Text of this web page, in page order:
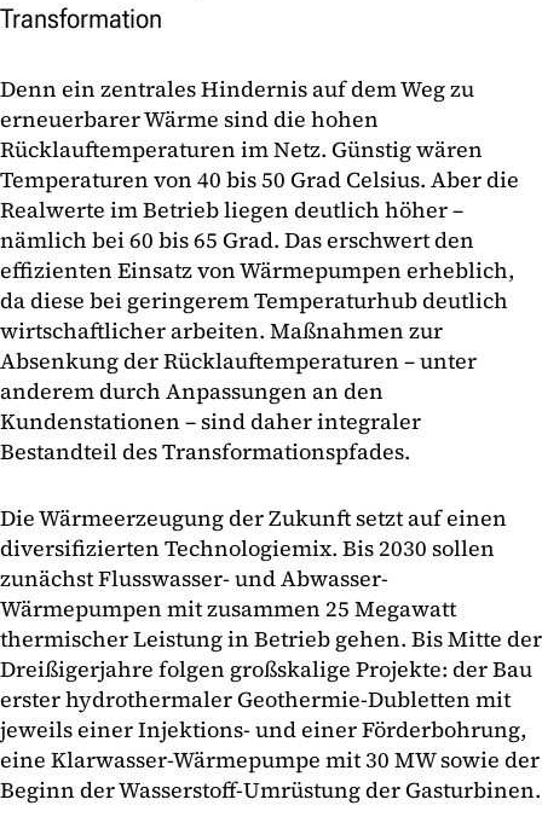
Transformation
Denn ein zentrales Hindernis auf dem Weg zu
erneuerbarer Wärme sind die hohen
Rücklauftemperaturen im Netz. Günstig wären
Temperaturen von 40 bis 50 Grad Celsius. Aber die
Realwerte im Betrieb liegen deutlich höher –
nämlich bei 60 bis 65 Grad. Das erschwert den
effizienten Einsatz von Wärmepumpen erheblich,
da diese bei geringerem Temperaturhub deutlich
wirtschaftlicher arbeiten. Maßnahmen zur
Absenkung der Rücklauftemperaturen – unter
anderem durch Anpassungen an den
Kundenstationen – sind daher integraler
Bestandteil des Transformationspfades.
Die Wärmeerzeugung der Zukunft setzt auf einen
diversifizierten Technologiemix. Bis 2030 sollen
zunächst Flusswasser- und Abwasser-
Wärmepumpen mit zusammen 25 Megawatt
thermischer Leistung in Betrieb gehen. Bis Mitte der
Dreißigerjahre folgen großskalige Projekte: der Bau
erster hydrothermaler Geothermie-Dubletten mit
jeweils einer Injektions- und einer Förderbohrung,
eine Klarwasser-Wärmepumpe mit 30 MW sowie der
Beginn der Wasserstoff-Umrüstung der Gasturbinen.